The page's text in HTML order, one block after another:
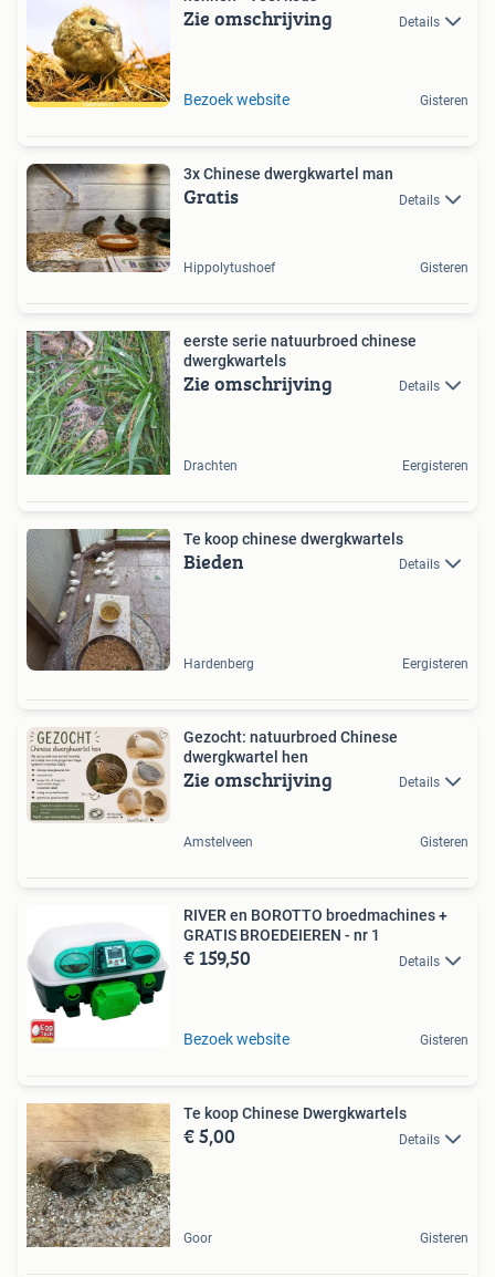
Zie omschrijving Details
Bezoek website Gisteren
3x Chinese dwergkwartel man
Gratis Details
Hippolytushoef Gisteren
eerste serie natuurbroed chinese
dwergkwartels
Zie omschrijving Details
Drachten Eergisteren
Te koop chinese dwergkwartels
Bieden Details
Hardenberg Eergisteren
Gezocht: natuurbroed Chinese
dwergkwartel hen
Zie omschrijving Details
Amstelveen Gisteren
RIVER en BOROTTO broedmachines +
GRATIS BROEDEIEREN - nr 1
€ 159,50 Details
Bezoek website Gisteren
Te koop Chinese Dwergkwartels
€ 5,00 Details
Goor Gisteren